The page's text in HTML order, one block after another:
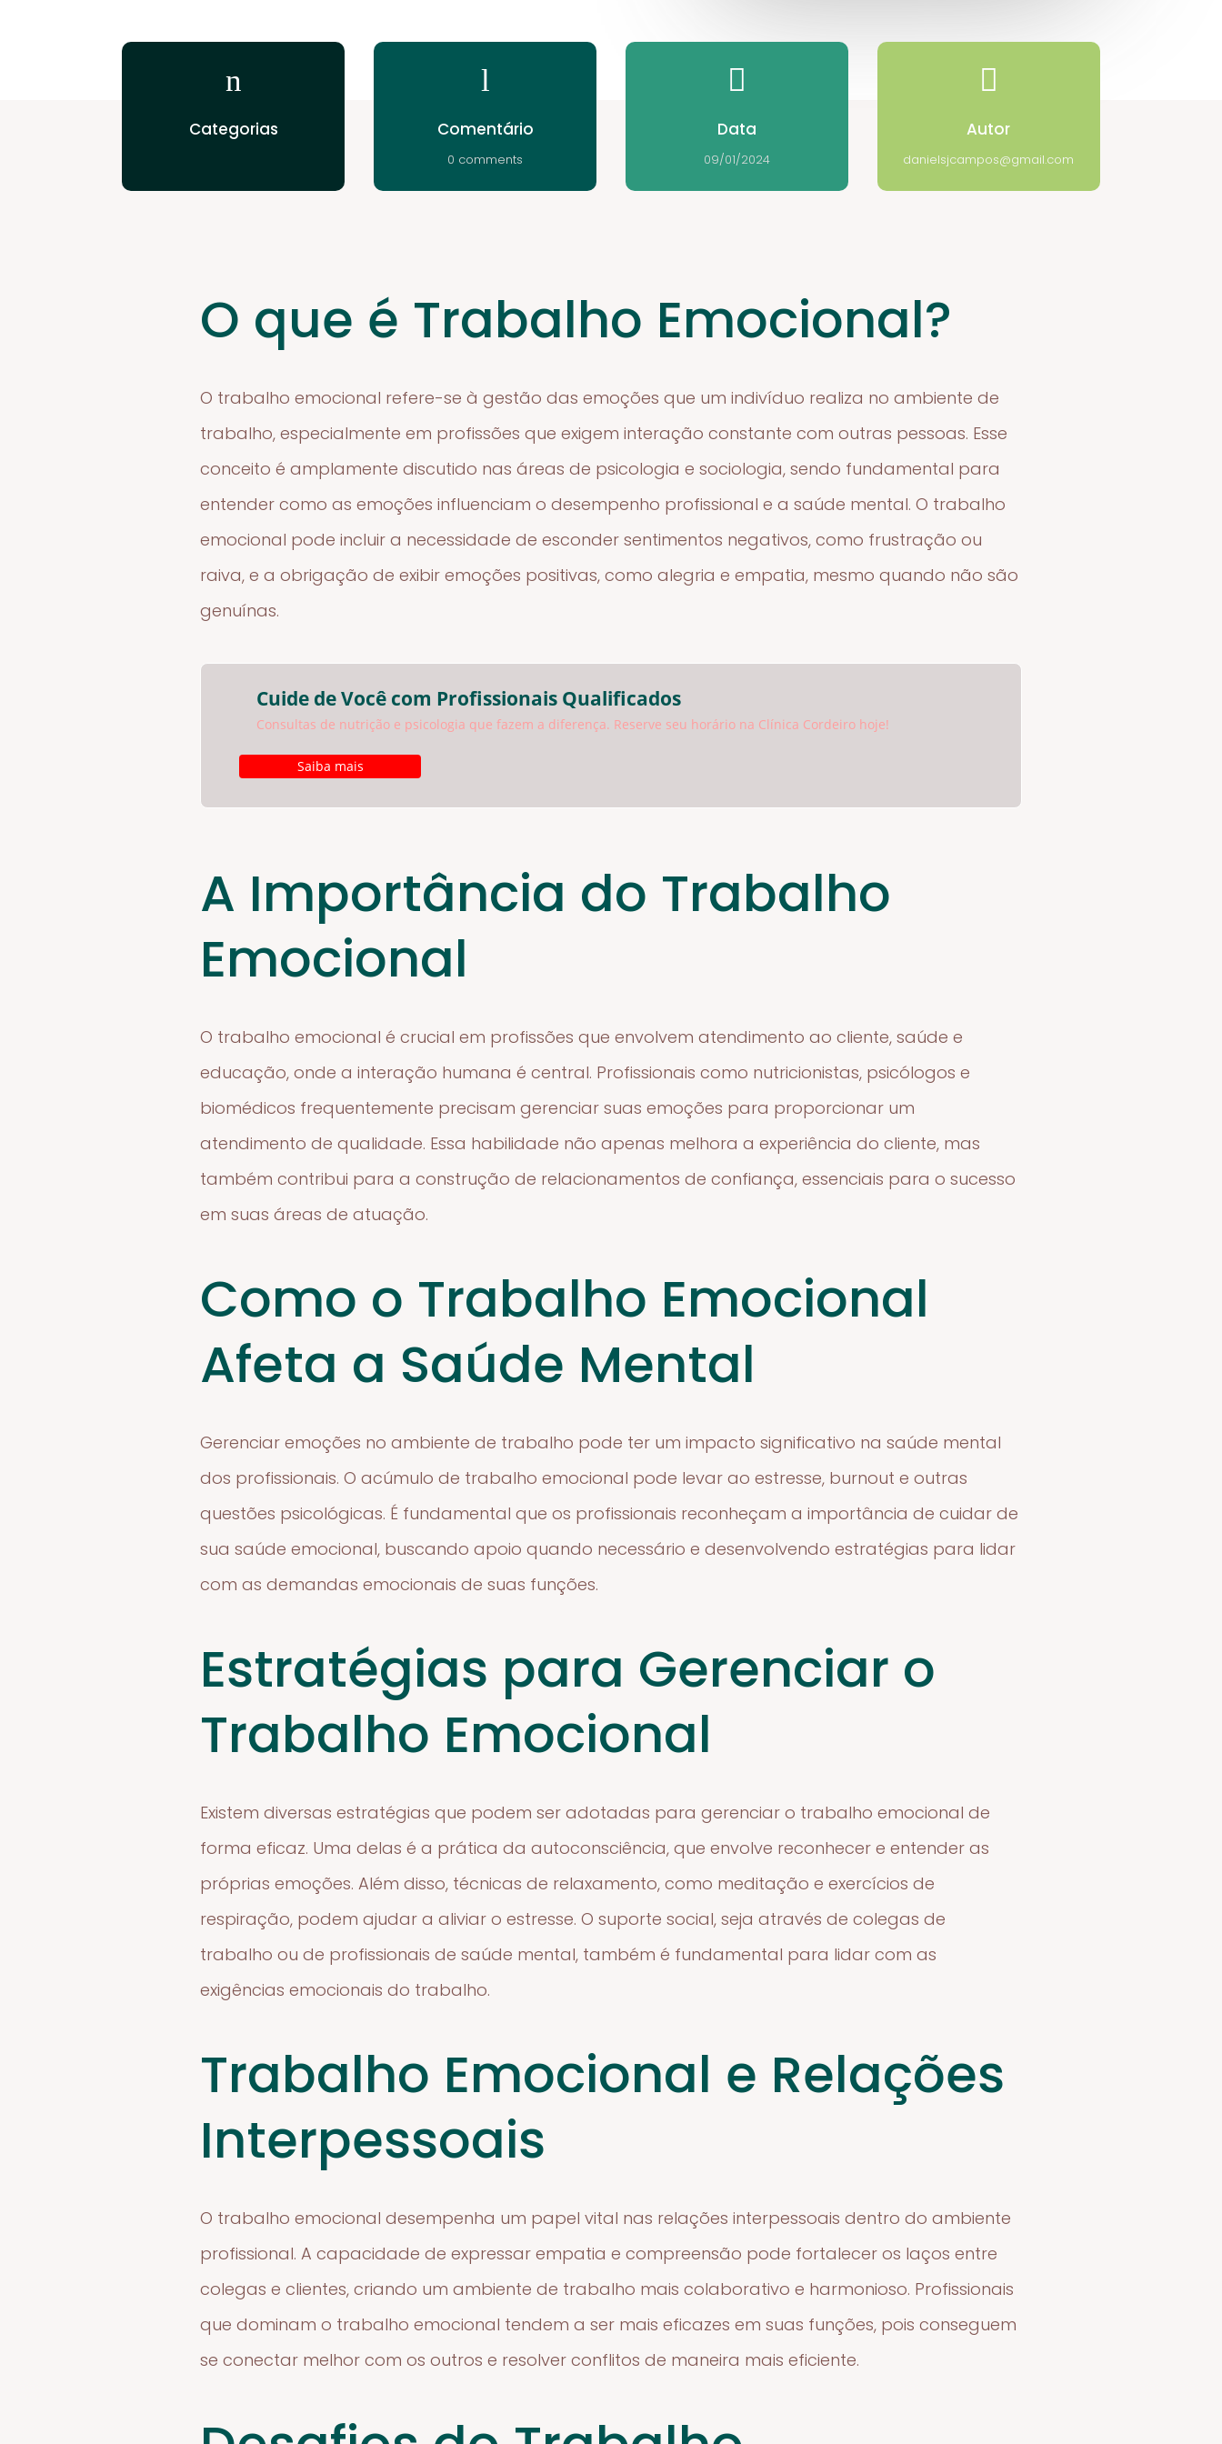
n
Categorias
l
Comentário
0 comments

Data
09/01/2024

Autor
danielsjcampos@gmail.com
O que é Trabalho Emocional?
O trabalho emocional refere-se à gestão das emoções que um indivíduo realiza no ambiente de
trabalho, especialmente em profissões que exigem interação constante com outras pessoas. Esse
conceito é amplamente discutido nas áreas de psicologia e sociologia, sendo fundamental para
entender como as emoções influenciam o desempenho profissional e a saúde mental. O trabalho
emocional pode incluir a necessidade de esconder sentimentos negativos, como frustração ou
raiva, e a obrigação de exibir emoções positivas, como alegria e empatia, mesmo quando não são
genuínas.
Cuide de Você com Profissionais Qualificados
Consultas de nutrição e psicologia que fazem a diferença. Reserve seu horário na Clínica Cordeiro hoje!
Saiba mais
A Importância do Trabalho
Emocional
O trabalho emocional é crucial em profissões que envolvem atendimento ao cliente, saúde e
educação, onde a interação humana é central. Profissionais como nutricionistas, psicólogos e
biomédicos frequentemente precisam gerenciar suas emoções para proporcionar um
atendimento de qualidade. Essa habilidade não apenas melhora a experiência do cliente, mas
também contribui para a construção de relacionamentos de confiança, essenciais para o sucesso
em suas áreas de atuação.
Como o Trabalho Emocional
Afeta a Saúde Mental
Gerenciar emoções no ambiente de trabalho pode ter um impacto significativo na saúde mental
dos profissionais. O acúmulo de trabalho emocional pode levar ao estresse, burnout e outras
questões psicológicas. É fundamental que os profissionais reconheçam a importância de cuidar de
sua saúde emocional, buscando apoio quando necessário e desenvolvendo estratégias para lidar
com as demandas emocionais de suas funções.
Estratégias para Gerenciar o
Trabalho Emocional
Existem diversas estratégias que podem ser adotadas para gerenciar o trabalho emocional de
forma eficaz. Uma delas é a prática da autoconsciência, que envolve reconhecer e entender as
próprias emoções. Além disso, técnicas de relaxamento, como meditação e exercícios de
respiração, podem ajudar a aliviar o estresse. O suporte social, seja através de colegas de
trabalho ou de profissionais de saúde mental, também é fundamental para lidar com as
exigências emocionais do trabalho.
Trabalho Emocional e Relações
Interpessoais
O trabalho emocional desempenha um papel vital nas relações interpessoais dentro do ambiente
profissional. A capacidade de expressar empatia e compreensão pode fortalecer os laços entre
colegas e clientes, criando um ambiente de trabalho mais colaborativo e harmonioso. Profissionais
que dominam o trabalho emocional tendem a ser mais eficazes em suas funções, pois conseguem
se conectar melhor com os outros e resolver conflitos de maneira mais eficiente.